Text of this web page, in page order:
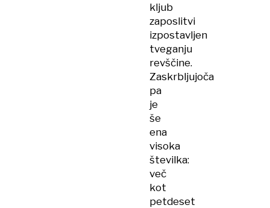
kljub
zaposlitvi
izpostavljen
tveganju
revščine.
Zaskrbljujoča
pa
je
še
ena
visoka
številka:
več
kot
petdeset